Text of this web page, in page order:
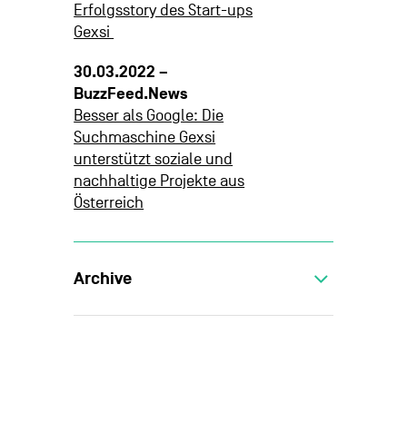
Erfolgsstory des Start-ups
Gexsi
30.03.2022 –
BuzzFeed.News
Besser als Google: Die
Suchmaschine Gexsi
unterstützt soziale und
nachhaltige Projekte aus
Österreich
Archive